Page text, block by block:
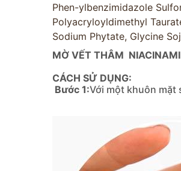
Phen-ylbenzimidazole
Polyacryloyldimethyl
Sodium Phytate, Glycine
MỜ VẾT THÂM
CÁCH SỬ DỤNG:
Bước 1:Với một khuôn mặt